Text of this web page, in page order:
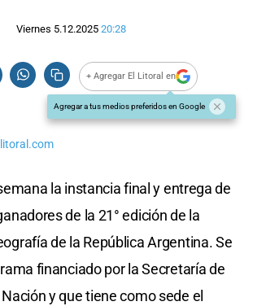
Viernes 5.12.2025 20:28
+ Agregar El Litoral en
Agregar a tus medios preferidos en Google
la instancia final y entrega de
de la 21° edición de la
de la República Argentina. Se
financiado por la Secretaría de
y que tiene como sede el